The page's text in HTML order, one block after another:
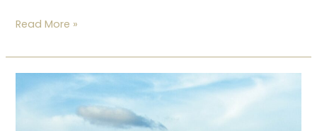
Read More »
Riviera
Nayarit: